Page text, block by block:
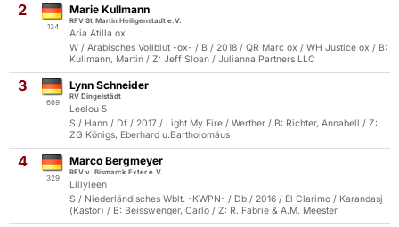
2
134
Marie Kullmann
RFV St.Martin Heiligenstadt e.V.
Aria Atilla ox
W / Arabisches Vollblut -ox- / B / 2018 / QR Marc ox / WH Justice ox / B:
Kullmann, Martin / Z: Jeff Sloan / Julianna Partners LLC
3
669
Lynn Schneider
RV Dingelstädt
Leelou 5
S / Hann / Df / 2017 / Light My Fire / Werther / B: Richter, Annabell / Z:
ZG Königs, Eberhard u.Bartholomäus
4
329
Marco Bergmeyer
RFV v. Bismarck Exter e.V.
Lillyleen
S / Niederländisches Wblt. -KWPN- / Db / 2016 / El Clarimo / Karandasj
(Kastor) / B: Beisswenger, Carlo / Z: R. Fabrie & A.M. Meester